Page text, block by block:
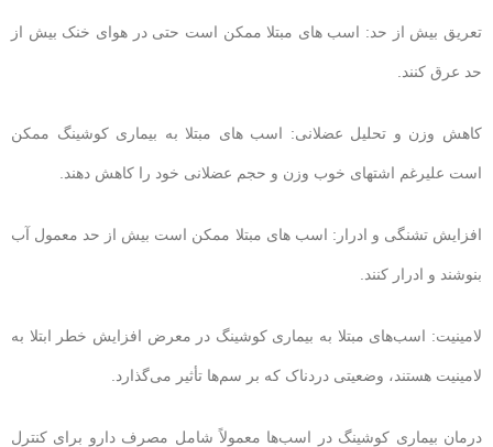
تعریق بیش از حد: اسب های مبتلا ممکن است حتی در هوای خنک بیش از
حد عرق کنند.
کاهش وزن و تحلیل عضلانی: اسب های مبتلا به بیماری کوشینگ ممکن
است علیرغم اشتهای خوب وزن و حجم عضلانی خود را کاهش دهند.
افزایش تشنگی و ادرار: اسب های مبتلا ممکن است بیش از حد معمول آب
بنوشند و ادرار کنند.
لامینیت: اسب‌های مبتلا به بیماری کوشینگ در معرض افزایش خطر ابتلا به
لامینیت هستند، وضعیتی دردناک که بر سم‌ها تأثیر می‌گذارد.
درمان بیماری کوشینگ در اسب‌ها معمولاً شامل مصرف دارو برای کنترل